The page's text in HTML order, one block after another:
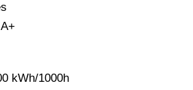
kWh/1000h